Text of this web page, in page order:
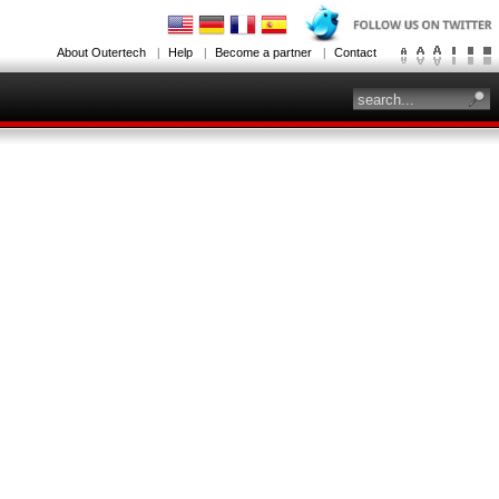
About Outertech Help Become a partner Contact